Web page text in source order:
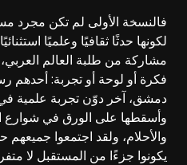
فالنسخة الأولى لم تكن مجرد
لكونها حدثًا ثقافيًا وعلميًا
مشاركة من طلبة العالم
فكرة أو لوحة أو تجربة: أحدهم
دمشق، آخر دوّن تجربة علمية
وأسقطها على الورق في شوارع
والأحلام، ولقد اجتمعوا
يكونوا جزءًا من المستقبل لا